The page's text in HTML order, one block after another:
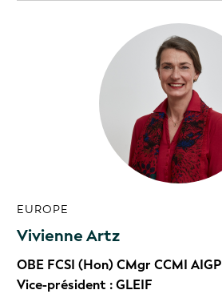
EUROPE
Vivienne Artz
OBE FCSI (Hon) CMgr CCMI AIGP
Vice-président : GLEIF